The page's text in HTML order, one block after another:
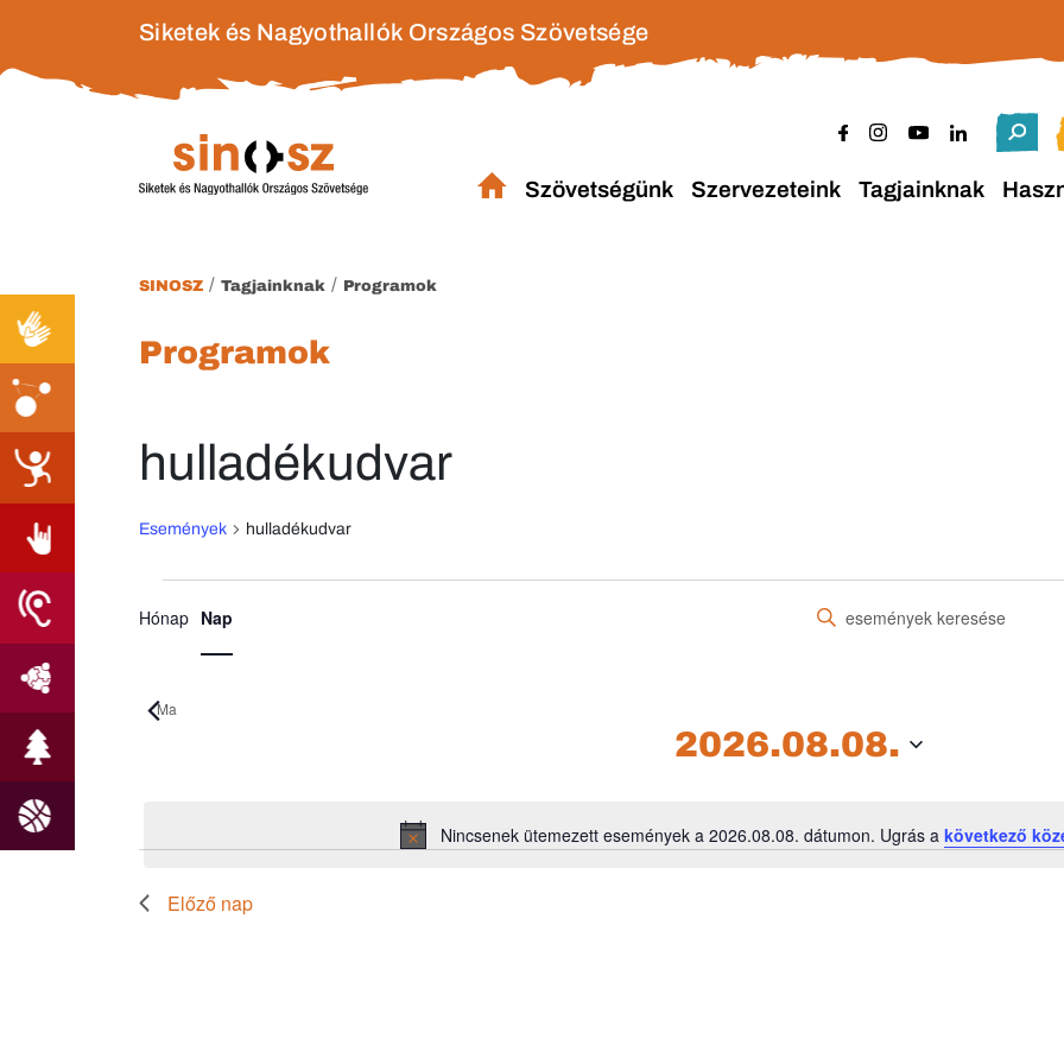
Siketek és Nagyothallók Országos Szövetsége
Szövetségünk Szervezeteink Tagjainknak
SINOSZ / Tagjainknak / Programok
Programok
hulladékudvar
Események hulladékudvar
Események
2026.08.08.
Notice
Nincsenek ütemezett események a 2026.08.08. dátumon. Ugrás a következő
Írja
meg
-
nézet
Hónap Nap
Ma
2026.08.08.
Előző nap